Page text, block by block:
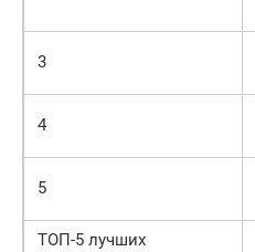
3
4
5
ТОП-5 лучших